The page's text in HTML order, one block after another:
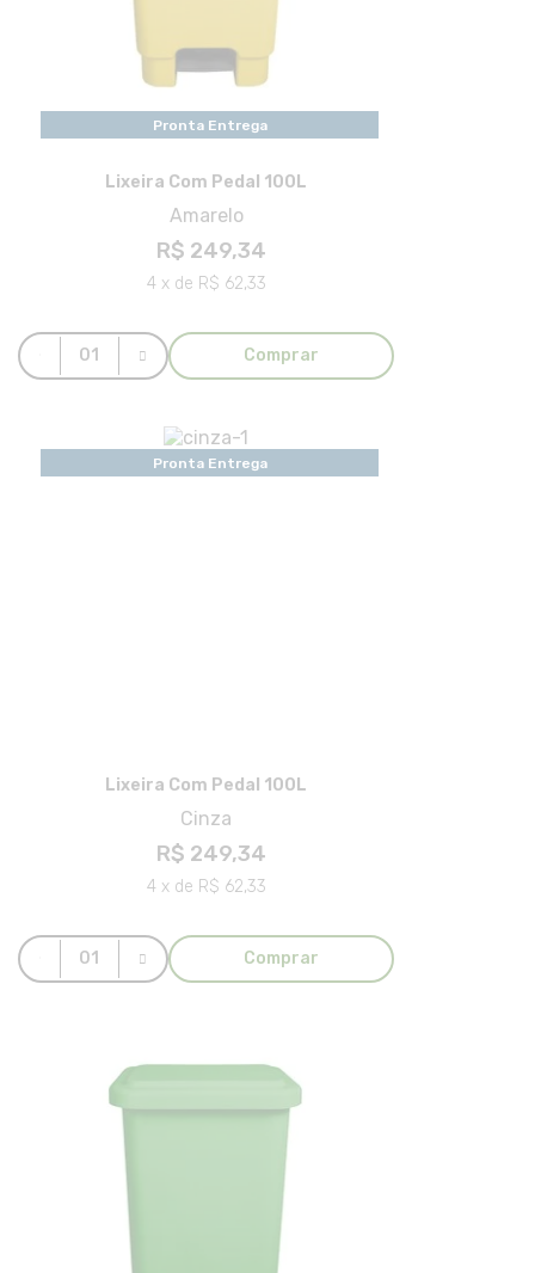
Pronta Entrega
Lixeira Com Pedal 100L
Amarelo
R$ 249,34
4 x de R$ 62,33
Comprar
Pronta Entrega
Lixeira Com Pedal 100L
Cinza
R$ 249,34
4 x de R$ 62,33
Comprar